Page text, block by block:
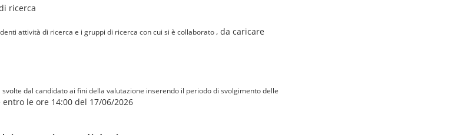
ricerca
attività di ricerca e i gruppi di ricerca con cui si è collaborato, da caricare
dal candidato ai fini della valutazione inserendo il periodo di svolgimento delle
entro le ore 14:00 del 17/06/2026